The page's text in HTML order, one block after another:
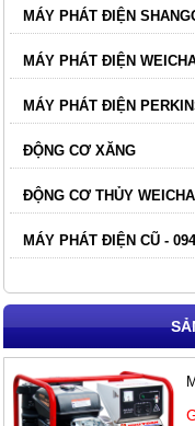
MÁY PHÁT ĐIỆN
MÁY PHÁT ĐIỆN
MÁY PHÁT ĐIỆN
ĐỘNG CƠ XĂNG
ĐỘNG CƠ THỦY WEICHAI
MÁY PHÁT ĐIỆN CŨ -